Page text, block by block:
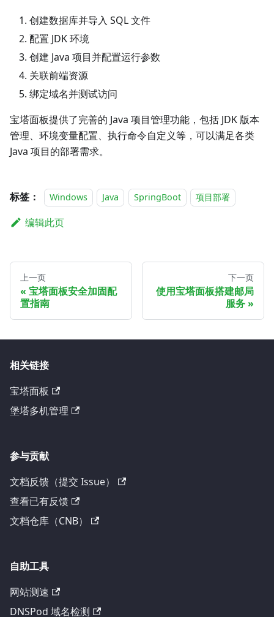
创建数据库并导入 SQL 文件
配置 JDK 环境
创建 Java 项目并配置运行参数
关联前端资源
绑定域名并测试访问
宝塔面板提供了完善的 Java 项目管理功能，包括 JDK 版本
管理、环境变量配置、执行命令自定义等，可以满足各类
Java 项目的部署需求。
标签： Windows Java SpringBoot 项目部署
编辑此页
上一页
宝塔面板安全加固配
置指南
下一页
使用宝塔面板搭建邮局
服务
相关链接
宝塔面板
堡塔多机管理
参与贡献
文档反馈（提交 Issue）
查看已有反馈
文档仓库（CNB）
自助工具
网站测速
DNSPod 域名检测